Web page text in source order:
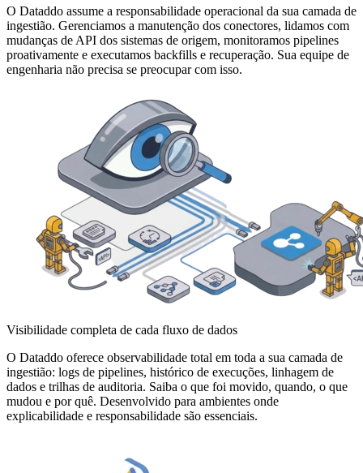
O Dataddo assume a responsabilidade operacional da sua camada de
ingestião. Gerenciamos a manutenção dos conectores, lidamos com
mudanças de API dos sistemas de origem, monitoramos pipelines
proativamente e executamos backfills e recuperação. Sua equipe de
engenharia não precisa se preocupar com isso.
Visibilidade completa de cada fluxo de dados
O Dataddo oferece observabilidade total em toda a sua camada de
ingestião: logs de pipelines, histórico de execuções, linhagem de
dados e trilhas de auditoria. Saiba o que foi movido, quando, o que
mudou e por quê. Desenvolvido para ambientes onde
explicabilidade e responsabilidade são essenciais.